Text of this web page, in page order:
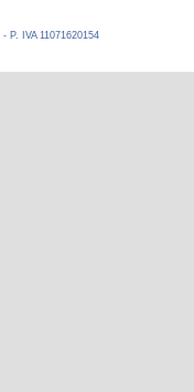
P. IVA 11071620154